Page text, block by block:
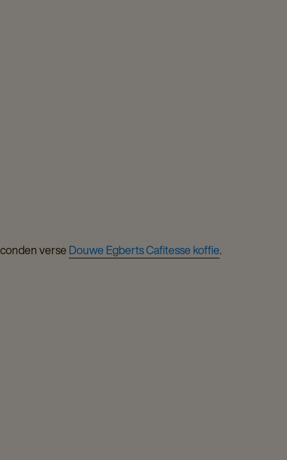
verse Douwe Egberts Cafitesse koffie.